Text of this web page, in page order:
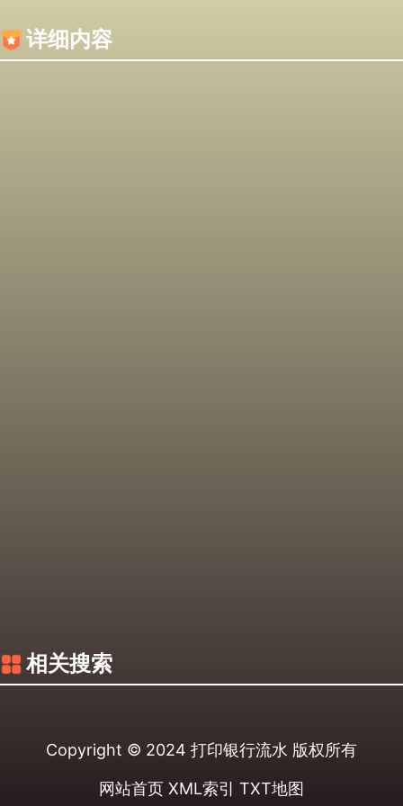
详细内容
相关搜索
Copyright © 2024 打印银行流水 版权所有
网站首页 XML索引 TXT地图